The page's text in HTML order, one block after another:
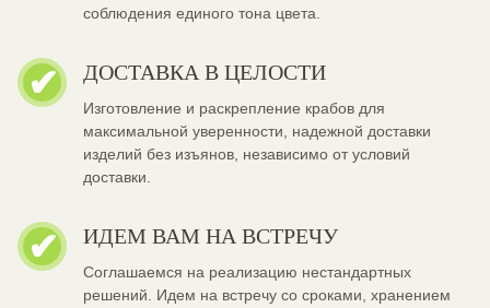
соблюдения единого тона цвета.
ДОСТАВКА В ЦЕЛОСТИ
Изготовление и раскрепление крабов для
максимальной уверенности, надежной доставки
изделий без изъянов, независимо от условий
доставки.
ИДЕМ ВАМ НА ВСТРЕЧУ
Соглашаемся на реализацию нестандартных
решений. Идем на встречу со сроками, хранением